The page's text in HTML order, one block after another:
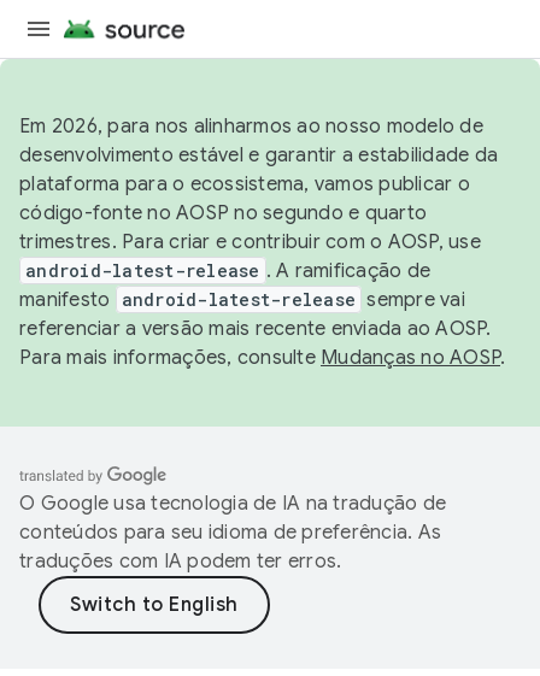
Em 2026, para nos alinharmos ao nosso modelo de
desenvolvimento estável e garantir a estabilidade da
plataforma para o ecossistema, vamos publicar o
código-fonte no AOSP no segundo e quarto
trimestres. Para criar e contribuir com o AOSP, use
android-latest-release . A ramificação de
manifesto
android-latest-release sempre vai
referenciar a versão mais recente enviada ao AOSP.
Para mais informações, consulte Mudanças no AOSP.
O Google usa tecnologia de IA na tradução de
conteúdos para seu idioma de preferência. As
traduções com IA podem ter erros.